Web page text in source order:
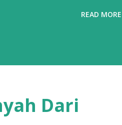
READ MORE
Dari